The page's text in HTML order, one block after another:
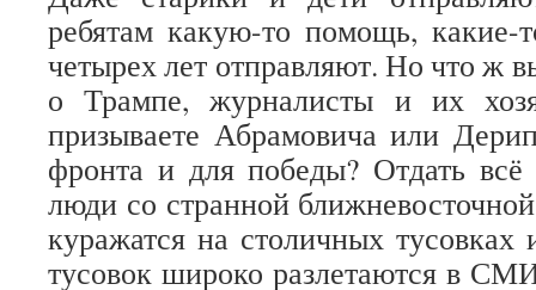
ребятам какую-то помощь,
четырех лет отправляют. Но что ж
о Трампе, журналисты и их
призываете Абрамовича или
фронта и для победы? Отдать
люди со странной
куражатся на столичных
тусовок широко разлетаются в